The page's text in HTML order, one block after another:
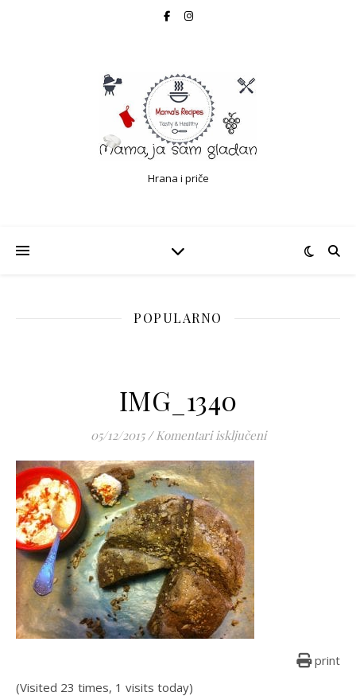
Hrana i priče
POPULARNO
IMG_1340
05/12/2015 / Komentari isključeniza IMG_1340
print
(Visited 23 times, 1 visits today)